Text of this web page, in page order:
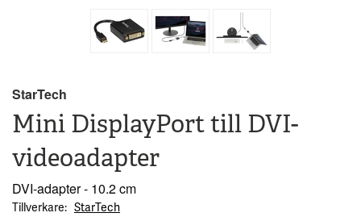
StarTech
Mini DisplayPort till DVI-
videoadapter
DVI-adapter - 10.2 cm
Tillverkare
StarTech